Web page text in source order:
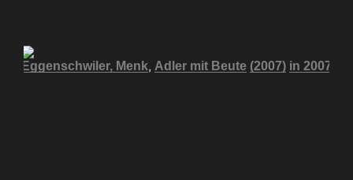
Eggenschwiler, Menk, Adler mit Beute (2007) in 2007